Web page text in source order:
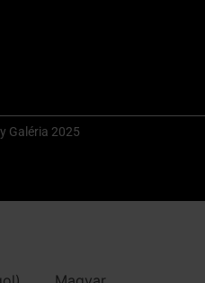
Galéria 2025